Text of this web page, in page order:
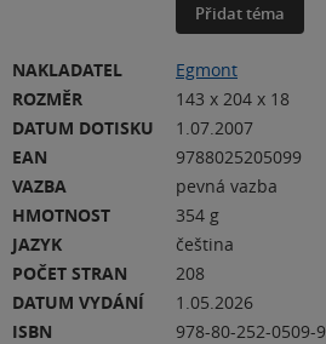
Přidat téma
NAKLADATEL
Egmont
ROZMĚR
143 x 204 x 18
DATUM DOTISKU
1.07.2007
EAN
9788025205099
VAZBA
pevná vazba
HMOTNOST
354 g
JAZYK
čeština
POČET STRAN
208
DATUM VYDÁNÍ
1.05.2026
ISBN
978-80-252-0509-9